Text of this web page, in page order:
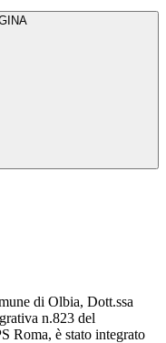
di Olbia, Dott.ssa
n.823 del
Roma, è stato integrato